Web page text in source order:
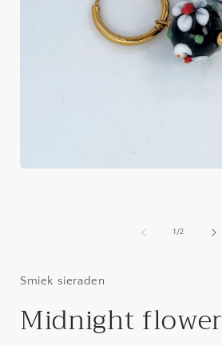
1/van
2
Smiek sieraden
Midnight flower